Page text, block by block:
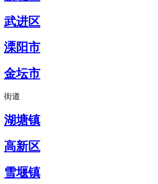
武进区
溧阳市
金坛市
街道
湖塘镇
高新区
雪堰镇